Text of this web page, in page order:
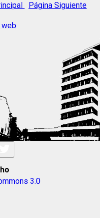
Página Siguiente
web
3.0